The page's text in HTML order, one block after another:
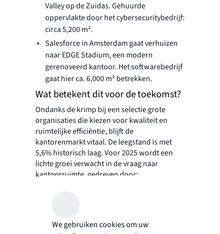
Valley op de Zuidas. Gehuurde
oppervlakte door het cybersecuritybedrijf:
circa 5,200 m².
Salesforce in Amsterdam gaat verhuizen
naar EDGE Stadium, een modern
gerenoveerd kantoor. Het softwarebedrijf
gaat hier ca. 6,000 m² betrekken.
Wat betekent dit voor de toekomst?
Ondanks de krimp bij een selectie grote
organisaties die kiezen voor kwaliteit en
ruimtelijke efficiëntie, blijft de
kantorenmarkt vitaal. De leegstand is met
5,6% historisch laag. Voor 2025 wordt een
lichte groei verwacht in de vraag naar
kantoorruimte, gedreven door:
hoogwaardige kantoren
We gebruiken cookies om uw